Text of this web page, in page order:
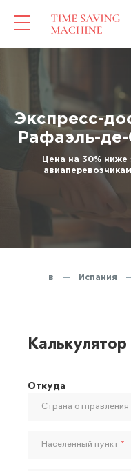
Экспресс-
Рафаэль-
Цена на 30% ниже
грузов — Испания
Откуда
Страна отправления
Населенный пункт *